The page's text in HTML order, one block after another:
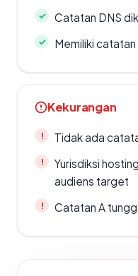
Catatan DNS
Memiliki catatan
Kekurangan
Tidak ada
Yurisdiksi
audiens target
Catatan A